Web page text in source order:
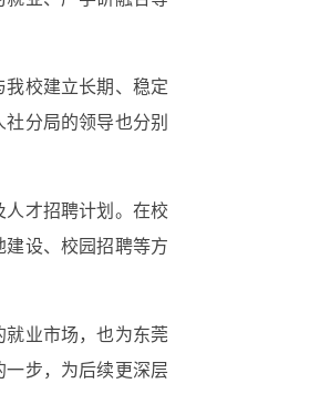
我校建立长期、稳定
分局的领导也分别
人才招聘计划。在校
建设、校园招聘等方
业市场，也为东莞
步，为后续更深层